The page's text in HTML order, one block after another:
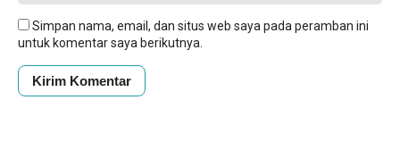
Simpan nama, email, dan situs web saya pada peramban ini
untuk komentar saya berikutnya.